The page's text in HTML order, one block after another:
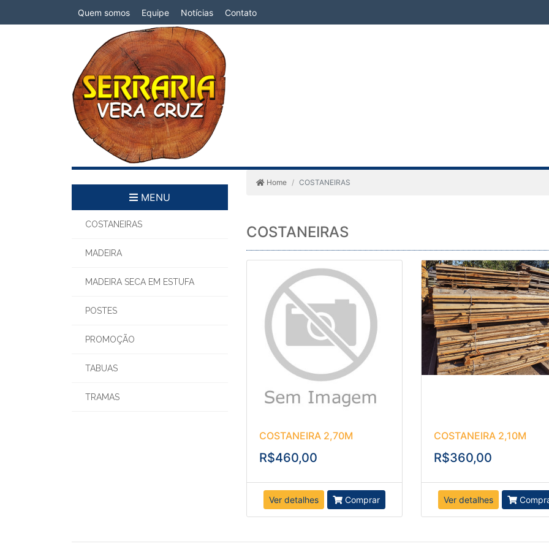
Quem somos Equipe Notícias Contato
MENU
COSTANEIRAS
MADEIRA
MADEIRA SECA EM ESTUFA
POSTES
PROMOÇÃO
TABUAS
TRAMAS
Home COSTANEIRAS
COSTANEIRAS
COSTANEIRA 2,70M
R$460,00
Ver detalhes Comprar
COSTANEIRA 2,10M
R$360,00
Ver detalhes